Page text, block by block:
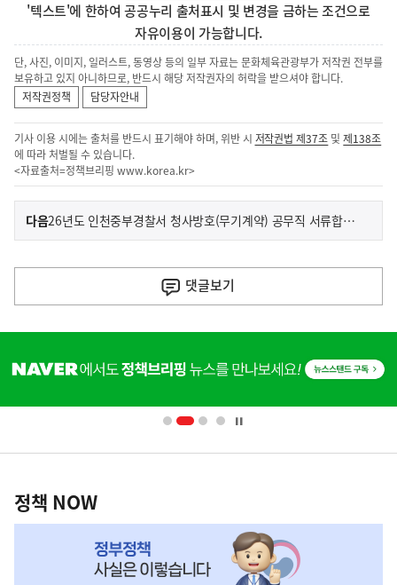
'텍스트'에 한하여 공공누리 출처표시 및 변경을 금하는 조건으로
자유이용이 가능합니다.
단, 사진, 이미지, 일러스트, 동영상 등의 일부 자료는 문화체육관광부가 저작권 전부를
보유하고 있지 아니하므로, 반드시 해당 저작권자의 허락을 받으셔야 합니다.
저작권정책
담당자안내
기사 이용 시에는 출처를 반드시 표기해야 하며, 위반 시 저작권법 제37조 및제138조
에 따라 처벌될 수 있습니다.
<자료출처=정책브리핑 www.korea.kr>
이
전
다
음
기
사
다음기
사
26년도 인천중부경찰서 청사방호(무기계약) 공무직 서류합격자 및 면접일정 공고
댓글보기
단
영
책
NOW,
정책 NOW